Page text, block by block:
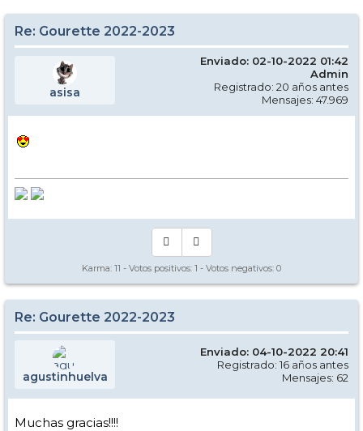
Re: Gourette 2022-2023
asisa
Enviado: 02-10-2022 01:42
Admin
Registrado: 20 años antes
Mensajes: 47.969
Karma: 11 - Votos positivos: 1 - Votos negativos: 0
Re: Gourette 2022-2023
agustinhuelva
Enviado: 04-10-2022 20:41
Registrado: 16 años antes
Mensajes: 62
Muchas gracias!!!!